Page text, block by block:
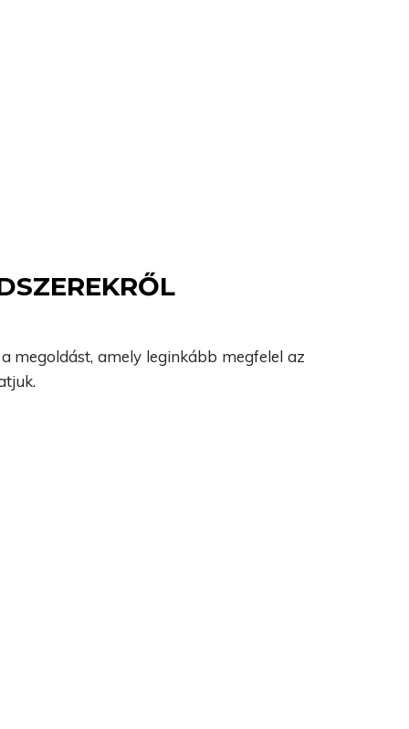
megoldást, amely leginkább megfelel az